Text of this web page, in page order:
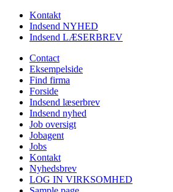
Kontakt
Indsend NYHED
Indsend LÆSERBREV
Contact
Eksempelside
Find firma
Forside
Indsend læserbrev
Indsend nyhed
Job oversigt
Jobagent
Jobs
Kontakt
Nyhedsbrev
LOG IN VIRKSOMHED